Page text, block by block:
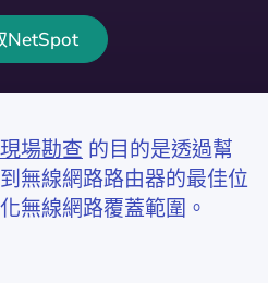
NetSpot
場勘查 的目的是透過幫
無線網路路由器的最佳位
無線網路覆蓋範圍。